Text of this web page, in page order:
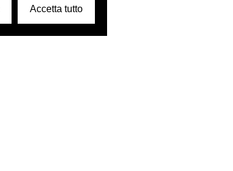
Accetta tutto